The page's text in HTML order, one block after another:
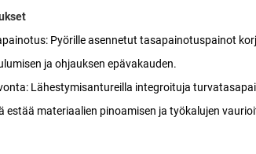
Pyörille asennetut tasapainotuspainot
ja ohjauksen epävakauden.
Lähestymisantureilla integroituja
estää materiaalien pinoamisen ja työkalujen